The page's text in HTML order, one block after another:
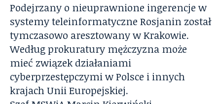
Podejrzany o nieuprawnione ingerencje w
systemy teleinformatyczne Rosjanin został
tymczasowo aresztowany w Krakowie.
Według prokuratury mężczyzna może
mieć związek działaniami
cyberprzestępczymi w Polsce i innych
krajach Unii Europejskiej.